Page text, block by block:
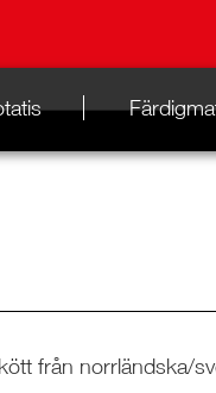
från norrländska/